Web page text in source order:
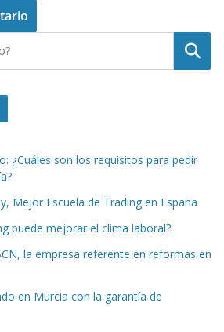
Buscar
¿Cuáles son los requisitos para pedir
Mejor Escuela de Trading en España
puede mejorar el clima laboral?
la empresa referente en reformas en
en Murcia con la garantía de